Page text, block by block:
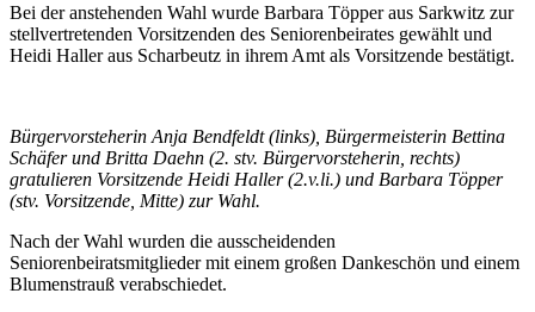
Bei der anstehenden Wahl wurde Barbara Töpper aus Sarkwitz zur
stellvertretenden Vorsitzenden des Seniorenbeirates gewählt und
Heidi Haller aus Scharbeutz in ihrem Amt als Vorsitzende bestätigt.
Bürgervorsteherin Anja Bendfeldt (links), Bürgermeisterin Bettina
Schäfer und Britta Daehn (2. stv. Bürgervorsteherin, rechts)
gratulieren Vorsitzende Heidi Haller (2.v.li.) und Barbara Töpper
(stv. Vorsitzende, Mitte) zur Wahl.
Nach der Wahl wurden die ausscheidenden
Seniorenbeiratsmitglieder mit einem großen Dankeschön und einem
Blumenstrauß verabschiedet.